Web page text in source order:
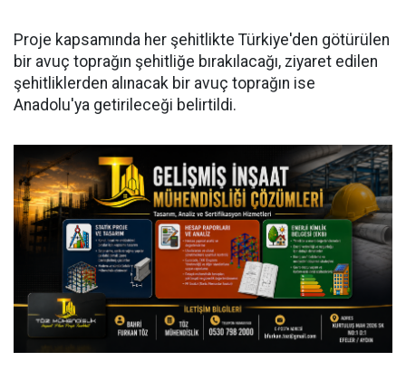
Proje kapsamında her şehitlikte Türkiye'den götürülen
bir avuç toprağın şehitliğe bırakılacağı, ziyaret edilen
şehitliklerden alınacak bir avuç toprağın ise
Anadolu'ya getirileceği belirtildi.